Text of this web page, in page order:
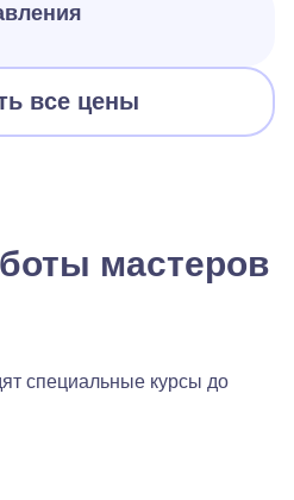
все цены
мастеров
специальные курсы до